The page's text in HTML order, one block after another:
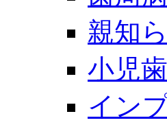
親知
小児
イン